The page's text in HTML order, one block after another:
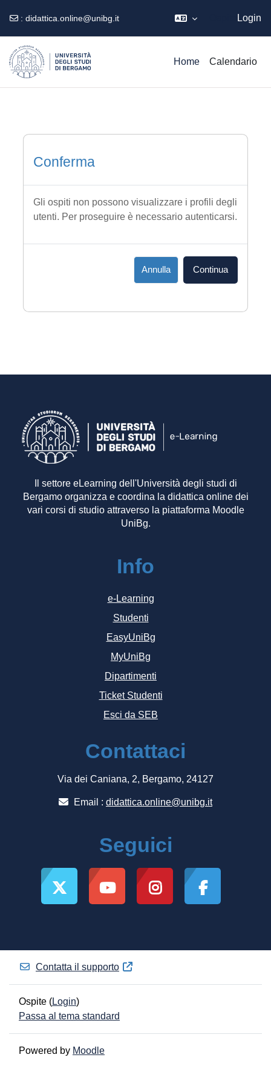
: didattica.online@unibg.it Login
Home Calendario
Conferma
Gli ospiti non possono visualizzare i profili degli
utenti. Per proseguire è necessario autenticarsi.
Annulla Continua
Il settore eLearning dell'Università degli studi di
Bergamo organizza e coordina la didattica online dei
vari corsi di studio attraverso la piattaforma Moodle
UniBg.
Info
e-Learning
Studenti
EasyUniBg
MyUniBg
Dipartimenti
Ticket Studenti
Esci da SEB
Contattaci
Via dei Caniana, 2, Bergamo, 24127
Email : didattica.online@unibg.it
Seguici
Contatta il supporto
Ospite (Login)
Passa al tema standard
Powered by Moodle